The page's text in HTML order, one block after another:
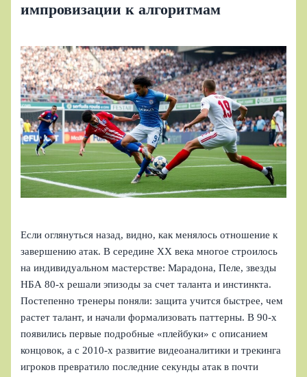
импровизации к алгоритмам
Если оглянуться назад, видно, как менялось отношение к
завершению атак. В середине XX века многое строилось
на индивидуальном мастерстве: Марадона, Пеле, звезды
НБА 80‑х решали эпизоды за счет таланта и инстинкта.
Постепенно тренеры поняли: защита учится быстрее, чем
растет талант, и начали формализовать паттерны. В 90‑х
появились первые подробные «плейбуки» с описанием
концовок, а с 2010‑х развитие видеоаналитики и трекинга
игроков превратило последние секунды атак в почти